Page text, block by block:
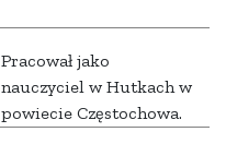
Pracował jako
nauczyciel w Hutkach w
powiecie Częstochowa.